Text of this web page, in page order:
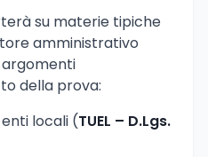
su materie tipiche
amministrativo
argomenti
della prova:
locali (TUEL – D.Lgs.